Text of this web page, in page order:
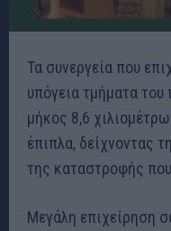
Τα συνεργεία που
υπόγεια τμήματα του
μήκος 8,6
έπιπλα, δείχνοντας
της καταστροφής
Μεγάλη επιχείρηση